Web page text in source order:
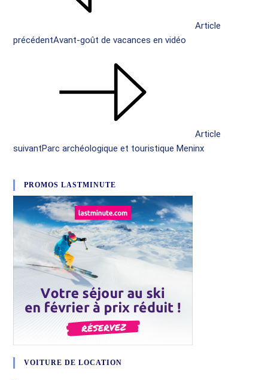
Article
précédentAvant-goût de vacances en vidéo
Article
suivantParc archéologique et touristique Meninx
PROMOS LASTMINUTE
VOITURE DE LOCATION